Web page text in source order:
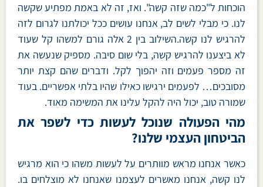
הוכחות ל"כמה שזה קשה". ואז, זה לא באמת מפתיע שקשה
לנו. כי מבלי לשים לב, אנחנו עושים ככל יכולתנו לגרום לזה
להרגיש לנו קשה.השילוב בין 2 אלה גורם למשהו קל שעוד
לא ביצענו להרגיש קשה, בלי שום סיבה. מספיק שנעשה את
זה מספר פעמים וזה יהפוך לקל. ודברים שהם קצת יותר
מסובכים… לפעמים ירגישו כאילו שהיו בלתי אפשריים. בעוד
שמורה טוב, יכול היה להקל עלינו את המשימה מאוד.
מהי הפעולה שנוכל לעשות כדי לשפר את
הביטחון העצמי שלנו?
כאשר אנחנו מראש מוותרים על לעשות משהו כי הוא מרגיש
לנו קשה, אנחנו מאשרים לעצמנו שאנחנו לא מוצלחים בו.